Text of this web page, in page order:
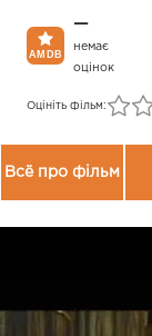
—
немає
оцінок
Оцініть фільм:
Всё про фільм